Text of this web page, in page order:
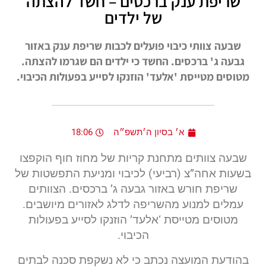
של ילדים
שבעה צוותי כיבוי פועלים לכבות שריפת ענק באזור
גבעה ג' ברכסים. החשד כי ילדים הם שגרמו להצתה.
מטוסים מטייסת 'אלעד' הוזנקו לסייע בפעולות הכיבוי.
א׳ בסיון ה׳תשפ״ה 18:06
שבעה צוותים מתחנת קריות של מחוז חוף הוקפצו
בשעות אחה”צ (רביעי) לכיבוי ומניעת התפשטות של
שריפת חורש באזור גבעה ג’ ברכסים. הצוותים
עמלים למנוע מהשריפה לדלג לאזורים מיושבים.
מטוסים מטייסת ‘אלעד’ הוזנקו לסייע בפעולות
הכיבוי.
בהודעת המועצה נכתב כי לא נשקפת סכנה לבתים